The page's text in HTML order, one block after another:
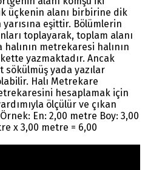
üçkenin alanı birbirine dik
yarısına eşittir. Bölümlerin
toplayarak, toplam alanı
metrekaresi halının
yazmaktadır. Ancak
sökülmüş yada yazılar
Halı Metrekare
hesaplamak için
ölçülür ve çıkan
En: 2,00 metre Boy: 3,00
x 3,00 metre = 6,00